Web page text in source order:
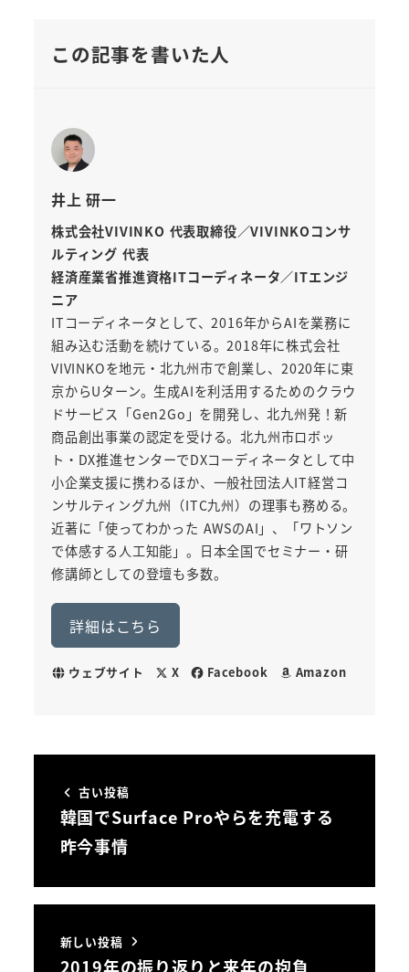
この記事を書いた人
井上 研一
株式会社VIVINKO 代表取締役／VIVINKOコンサ
ルティング 代表
経済産業省推進資格ITコーディネータ／ITエンジ
ニア
ITコーディネータとして、2016年からAIを業務に
組み込む活動を続けている。2018年に株式会社
VIVINKOを地元・北九州市で創業し、2020年に東
京からUターン。生成AIを利活用するためのクラウ
ドサービス「Gen2Go」を開発し、北九州発！新
商品創出事業の認定を受ける。北九州市ロボッ
ト・DX推進センターでDXコーディネータとして中
小企業支援に携わるほか、一般社団法人IT経営コ
ンサルティング九州（ITC九州）の理事も務める。
近著に「使ってわかった AWSのAI」、「ワトソン
で体感する人工知能」。日本全国でセミナー・研
修講師としての登壇も多数。
詳細はこちら
ウェブサイト X Facebook Amazon
古い投稿
韓国でSurface Proやらを充電する
昨今事情
新しい投稿
2019年の振り返りと来年の抱負